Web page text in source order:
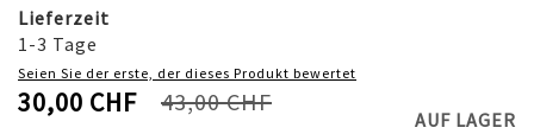
of
the
images
gallery
Lieferzeit
1-3 Tage
Seien Sie der erste, der dieses Produkt bewertet
30,00 CHF 43,00 CHF
AUF LAGER